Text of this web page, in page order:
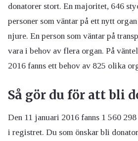
donatorer stort. En majoritet, 646
personer som väntar på ett nytt
njure. En person som väntar på
vara i behov av flera organ. På
2016 fanns ett behov av 825 olika
Så gör du för att bli
Den 11 januari 2016 fanns 1 560
i registret. Du som önskar bli